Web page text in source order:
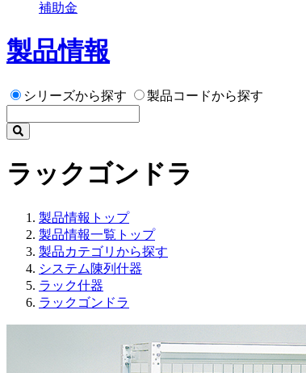
補助金
製品情報
シリーズから探す 製品コードから探す
ラックゴンドラ
製品情報トップ
製品情報一覧トップ
製品カテゴリから探す
システム陳列什器
ラック什器
ラックゴンドラ